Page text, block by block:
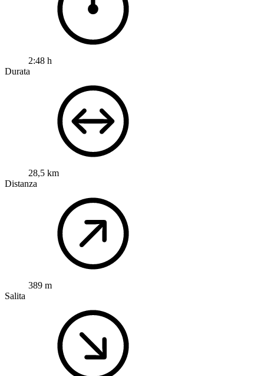
2:48 h
Durata
28,5 km
Distanza
389 m
Salita